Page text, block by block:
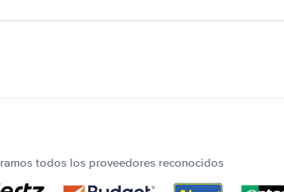
todos los proveedores reconocidos